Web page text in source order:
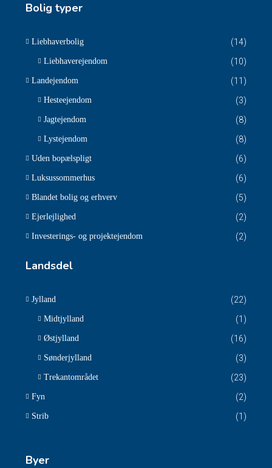
Bolig typer
Liebhaverbolig (14)
Liebhaverejendom (10)
Landejendom (11)
Hesteejendom (3)
Jagtejendom (8)
Lystejendom (8)
Uden bopælspligt (6)
Luksussommerhus (6)
Blandet bolig og erhverv (5)
Ejerlejlighed (2)
Investerings- og projektejendom (2)
Landsdel
Jylland (22)
Midtjylland (1)
Østjylland (16)
Sønderjylland (3)
Trekantområdet (23)
Fyn (2)
Strib (1)
Byer